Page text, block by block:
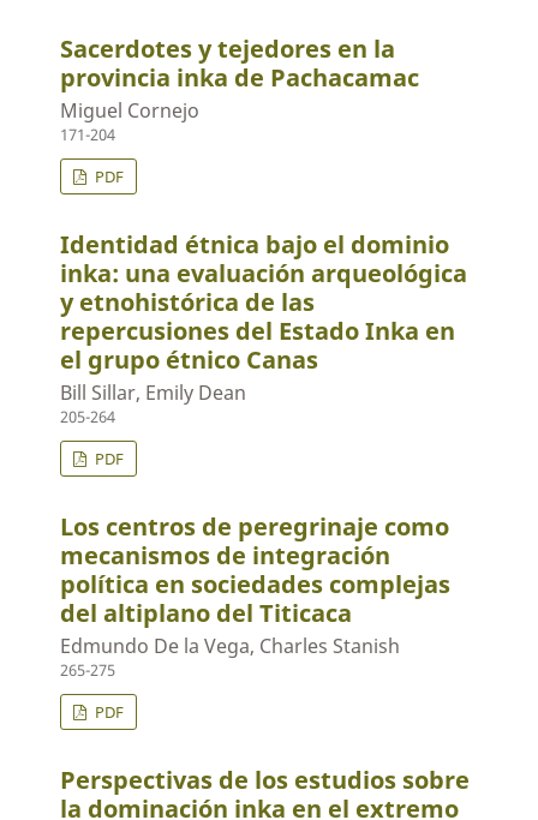
Sacerdotes y tejedores en la
provincia inka de Pachacamac
Miguel Cornejo
171-204
PDF
Identidad étnica bajo el dominio
inka: una evaluación arqueológica
y etnohistórica de las
repercusiones del Estado Inka en
el grupo étnico Canas
Bill Sillar, Emily Dean
205-264
PDF
Los centros de peregrinaje como
mecanismos de integración
política en sociedades complejas
del altiplano del Titicaca
Edmundo De la Vega, Charles Stanish
265-275
PDF
Perspectivas de los estudios sobre
la dominación inka en el extremo